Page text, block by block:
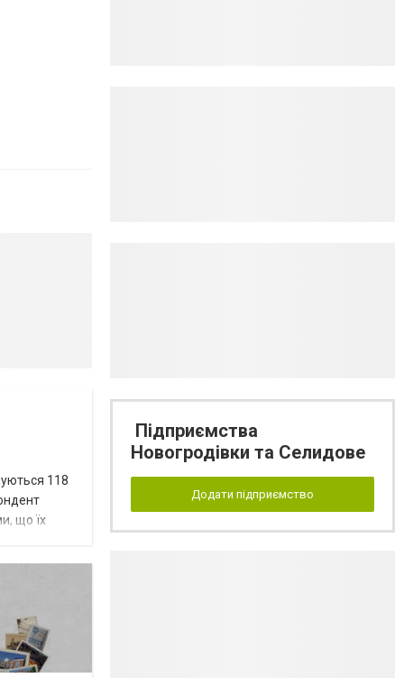
118
що їх
Підприємства
Новогродівки та Селидове
Додати підприємство